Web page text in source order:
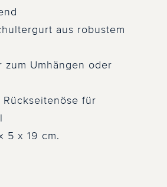
aus robustem
zum Umhängen oder
Rückseitenöse für
5 x 19 cm.